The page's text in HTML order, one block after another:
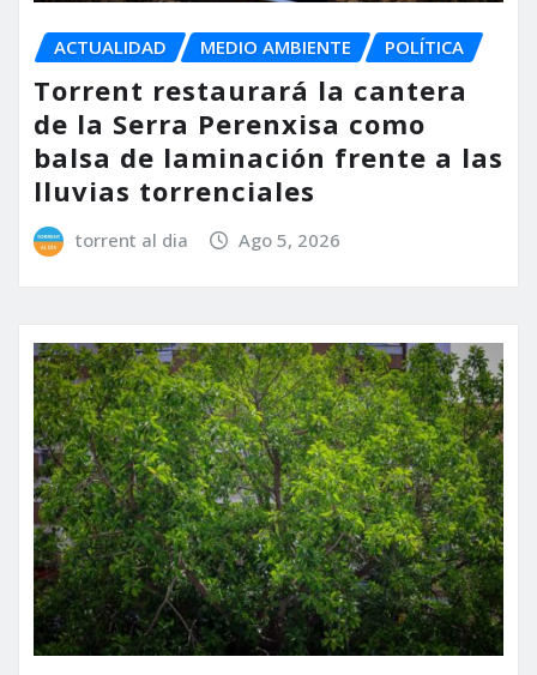
ACTUALIDAD MEDIO AMBIENTE POLÍTICA
Torrent restaurará la cantera
de la Serra Perenxisa como
balsa de laminación frente a las
lluvias torrenciales
torrent al dia Ago 5, 2026